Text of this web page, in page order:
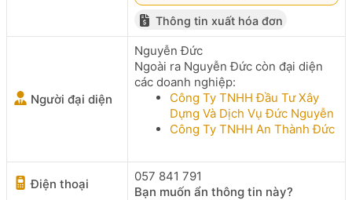
Thông tin xuất hóa đơn
Người đại diện
Nguyễn Đức
Ngoài ra Nguyễn Đức còn đại diện
các doanh nghiệp:
Công Ty TNHH Đầu Tư Xây
Dựng Và Dịch Vụ Đức Nguyễn
Công Ty TNHH An Thành Đức
Điện thoại
057 841 791
Bạn muốn ẩn thông tin này?